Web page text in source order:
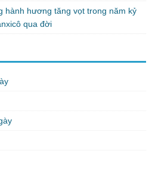
hành hương tăng vọt trong năm kỷ
qua đời